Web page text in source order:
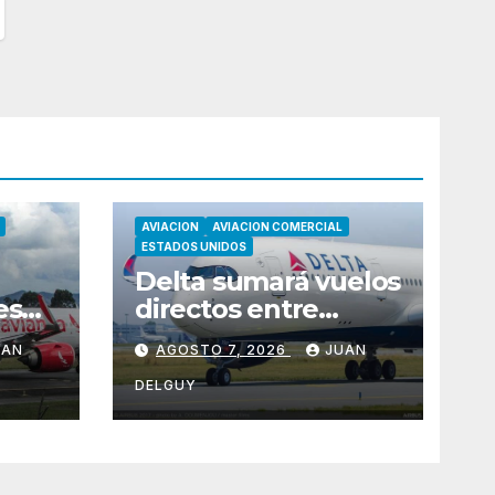
AVIACION
AVIACION COMERCIAL
ESTADOS UNIDOS
Delta sumará vuelos
directos entre
Seattle y Tokio-
Narita desde marzo
de 2027
AGOSTO 7, 2026 JUAN
DELGUY